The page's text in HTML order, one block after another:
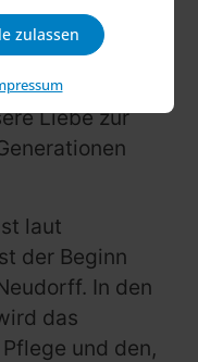
zulassen
Herman,
möchten
Biodiversität in
Liebe zur
laut
der Beginn
In den
das
und den,